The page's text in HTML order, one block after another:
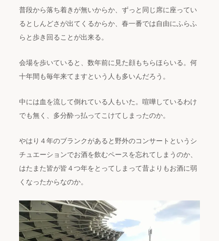
普段から落ち着きが無いからか、ずっと同じ席に座ってい
るとしんどさが出てくるからか、春一番では自由にふらふ
らと歩き回ることが出来る。
会場を歩いていると、数年前に見た顔もちらほらいる。何
十年間も毎年来てますという人も多いんだろう。
中には血を流して倒れている人もいた。喧嘩しているわけ
でも無く、多分酔っ払ってこけてしまったのか。
やはり４年のブランクがあると野外のコンサートというシ
チュエーションでお酒を飲むペースを忘れてしまうのか、
はたまた皆が皆４つ年をとってしまって昔よりもお酒に弱
くなったからなのか。